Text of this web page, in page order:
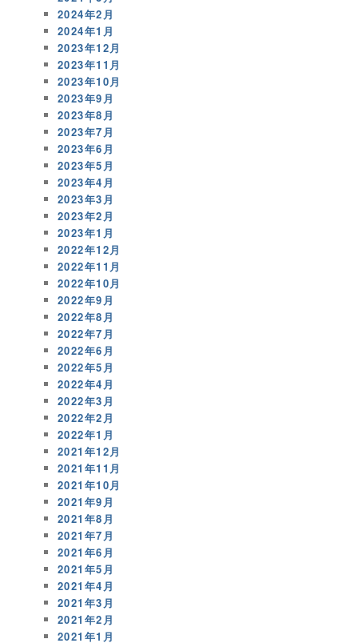
2024年2月
2024年1月
2023年12月
2023年11月
2023年10月
2023年9月
2023年8月
2023年7月
2023年6月
2023年5月
2023年4月
2023年3月
2023年2月
2023年1月
2022年12月
2022年11月
2022年10月
2022年9月
2022年8月
2022年7月
2022年6月
2022年5月
2022年4月
2022年3月
2022年2月
2022年1月
2021年12月
2021年11月
2021年10月
2021年9月
2021年8月
2021年7月
2021年6月
2021年5月
2021年4月
2021年3月
2021年2月
2021年1月